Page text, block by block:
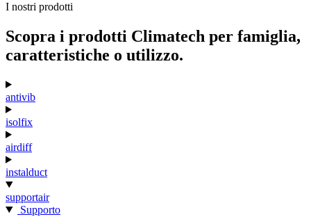
Novità
IT
I nostri prodotti
Scopra i prodotti Climatech per famiglia,
caratteristiche o utilizzo.
antivib
isolfix
airdiff
instalduct
supportair
Supporto